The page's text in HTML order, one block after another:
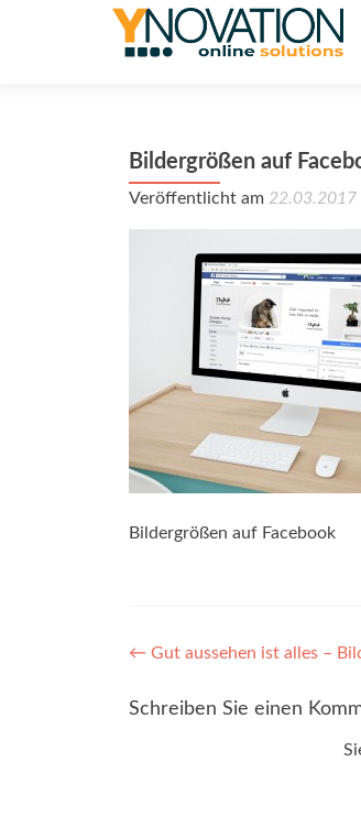
Bildergrößen auf
Veröffentlicht am 22.03.2017
Bildergrößen auf Facebook
Post
navigation
← Gut aussehen ist alles –
Schreiben Sie einen